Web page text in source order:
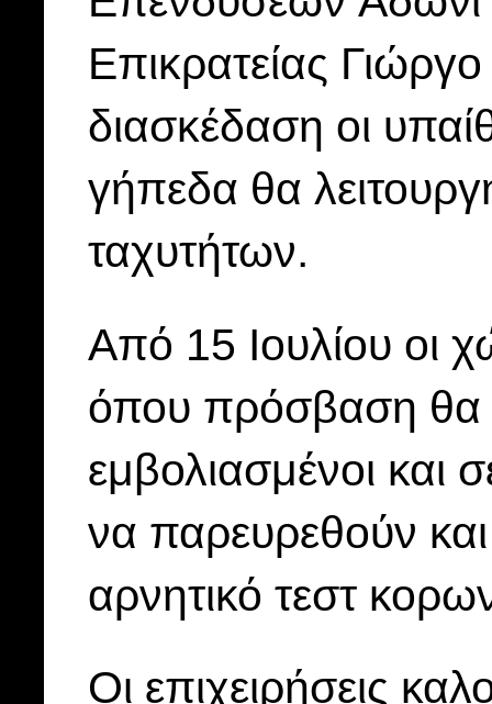
Επικρατείας
διασκέδαση οι
γήπεδα θα
ταχυτήτων.
Από 15 Ιουλίου οι
όπου πρόσβαση θα
εμβολιασμένοι και
να παρευρεθούν και
αρνητικό τεστ
Οι επιχειρήσεις